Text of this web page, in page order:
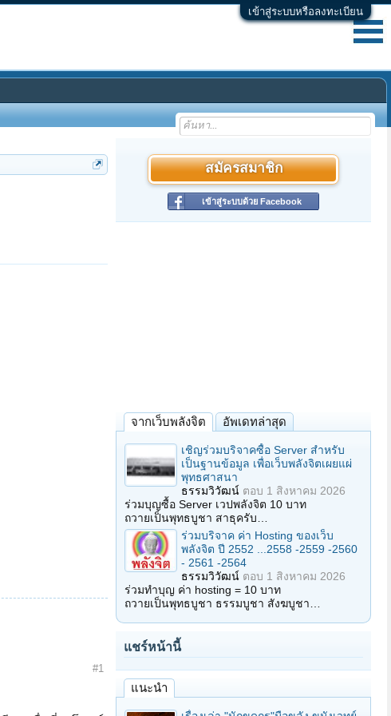
เข้าสู่ระบบหรือลงทะเบียน
#1
สมัครสมาชิก
เข้าสู่ระบบด้วย Facebook
จากเว็บพลังจิต อัพเดทล่าสุด
เชิญร่วมบริจาคซื้อ Server สำหรับ
เป็นฐานข้อมูล เพื่อเว็บพลังจิตเผยแผ่
พุทธศาสนา
ธรรมวิวัฒน์ ตอบ 1 สิงหาคม 2026
ร่วมบุญซื้อ Server เวปพลังจิต 10 บาท
ถวายเป็นพุทธบูชา สาธุครับ…
ร่วมบริจาค ค่า Hosting ของเว็บ
พลังจิต ปี 2552 ...2558 -2559 -2560
- 2561 -2564
ธรรมวิวัฒน์ ตอบ 1 สิงหาคม 2026
ร่วมทำบุญ ค่า hosting = 10 บาท
ถวายเป็นพุทธบูชา ธรรมบูชา สังฆบูชา…
แชร์หน้านี้
แนะนำ